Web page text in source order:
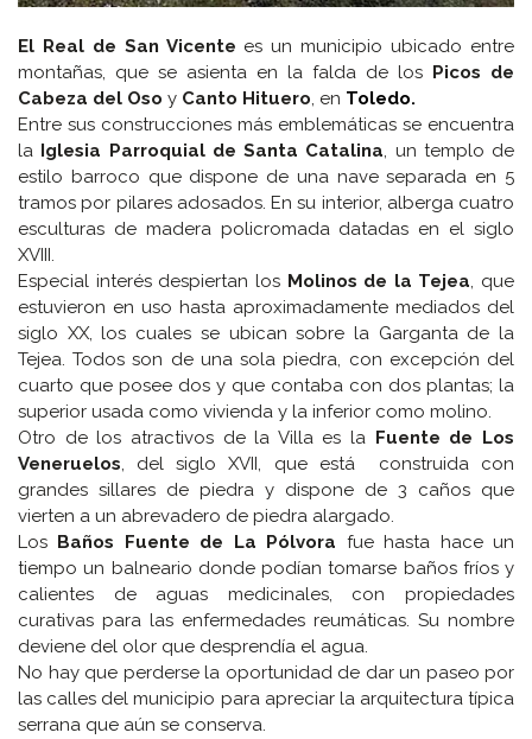
El Real de San Vicente es un municipio ubicado entre
montañas, que se asienta en la falda de los
Picos de
Cabeza del Oso y Canto Hituero, en Toledo.
Entre sus construcciones más emblemáticas se encuentra
la
Iglesia Parroquial de Santa Catalina, un templo de
estilo barroco que dispone de una nave separada en 5
tramos por pilares adosados. En su interior, alberga cuatro
esculturas de madera policromada datadas en el siglo
XVIII.
Especial interés despiertan los Molinos de la Tejea, que
estuvieron en uso hasta aproximadamente mediados del
siglo XX, los cuales se ubican sobre la Garganta de la
Tejea. Todos son de una sola piedra, con excepción del
cuarto que posee dos y que contaba con dos plantas; la
superior usada como vivienda y la inferior como molino.
Otro de los atractivos de la Villa es la
Fuente de Los
Veneruelos, del siglo XVII, que está construida con
grandes sillares de piedra y dispone de 3 caños que
vierten a un abrevadero de piedra alargado.
Los
Baños Fuente de La Pólvora fue hasta hace un
tiempo un balneario donde podían tomarse baños fríos y
calientes de aguas medicinales, con propiedades
curativas para las enfermedades reumáticas. Su nombre
deviene del olor que desprendía el agua.
No hay que perderse la oportunidad de dar un paseo por
las calles del municipio para apreciar la arquitectura típica
serrana que aún se conserva.